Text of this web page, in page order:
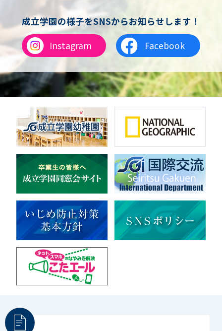
女子バドミントン
チアリーディング
総合格闘技
合気道
女子テニス
男子バレーボール
体操
ダンス
英会話
音楽（コーラス）
地域ボランティア
美術
マルチメディア
ライフワーク
新日本芸能
宇宙探究
赤門倶楽部
成立学園の様子をSNSからお知らせします！
Instagram
Facebook